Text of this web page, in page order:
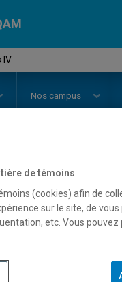
IV
Nos campus
// REL8204
de témoins
(cookies) afin de
sur le site, de
etc. Vous